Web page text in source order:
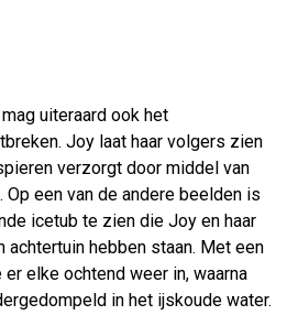
uiteraard ook het
Joy laat haar volgers zien
verzorgt door middel van
een van de andere beelden is
icetub te zien die Joy en haar
achtertuin hebben staan. Met een
elke ochtend weer in, waarna
in het ijskoude water.